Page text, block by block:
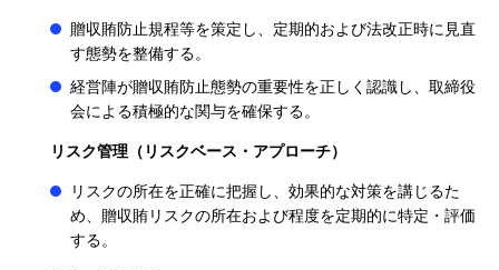
贈収賄防止規程等を策定し、定期的および法改正時に見直
す態勢を整備する。
経営陣が贈収賄防止態勢の重要性を正しく認識し、取締役
会による積極的な関与を確保する。
リスク管理（リスクベース・アプローチ）
リスクの所在を正確に把握し、効果的な対策を講じるた
め、贈収賄リスクの所在および程度を定期的に特定・評価
する。